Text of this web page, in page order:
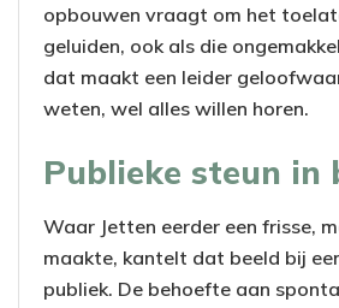
opbouwen vraagt om het
geluiden, ook als die
dat maakt een leider
weten, wel alles willen horen.
Publieke steun in
Waar Jetten eerder een frisse,
maakte, kantelt dat beeld bij
publiek. De behoefte aan